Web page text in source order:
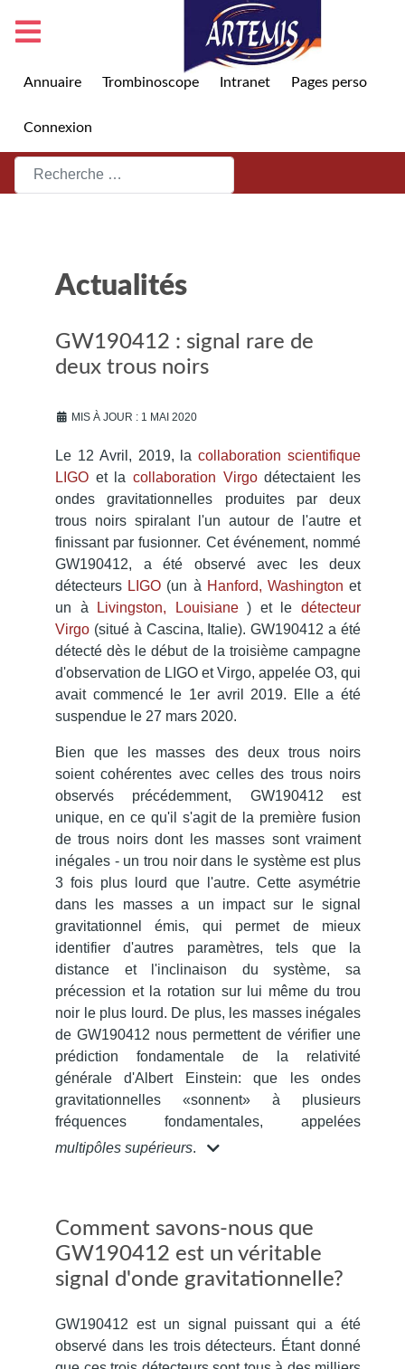
Annuaire Trombinoscope Intranet Pages perso
Connexion
Rechercher
Actualités
GW190412 : signal rare de
deux trous noirs
MIS À JOUR : 1 MAI 2020
Le 12 Avril, 2019, lacollaboration scientifique
LIGO et la collaboration Virgodétectaient les
ondes gravitationnelles produites par deux
trous noirs spiralant l'un autour de l'autre et
finissant par fusionner. Cet événement, nommé
GW190412, a été observé avec les deux
détecteurs LIGO (un à Hanford, Washington et
un à
Livingston, Louisiane) et ledétecteur
Virgo (situé à Cascina, Italie).GW190412 a été
détecté dès le début de la troisième campagne
d'observation de LIGO et Virgo, appelée O3, qui
avait commencé le 1er avril 2019. Elle a été
suspendue le 27 mars 2020.
Bien que les masses des deux trous noirs
soient cohérentes avec celles des trous noirs
observés précédemment, GW190412 est
unique, en ce qu'il s'agit de la première fusion
de trous noirs dont les masses sont vraiment
inégales - un trou noir dans le système est plus
3 fois plus lourd que l'autre. Cette asymétrie
dans les masses a un impact sur le signal
gravitationnel émis, qui permet de mieux
identifier d'autres paramètres, tels que la
distance et l'inclinaison du système, sa
précession et la rotation sur lui même du trou
noir le plus lourd. De plus, les masses inégales
de GW190412 nous permettent de vérifier une
prédiction fondamentale de la relativité
générale d'Albert Einstein: que les ondes
gravitationnelles «sonnent» à plusieurs
fréquences fondamentales, appelées
multipôles supérieurs.
Comment savons-nous que
GW190412 est un véritable
signal d'onde gravitationnelle?
GW190412 est un signal puissant qui a été
observé dans les trois détecteurs. Étant donné